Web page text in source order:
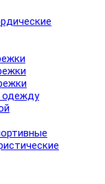
одежду